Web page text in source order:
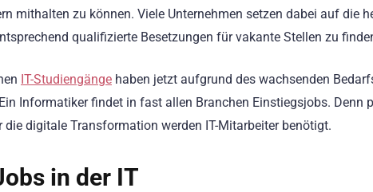
mithalten zu können. Viele Unternehmen setzen dabei auf die
qualifizierte Besetzungen für vakante Stellen zu
IT-Studiengänge haben jetzt aufgrund des wachsenden
Informatiker findet in fast allen Branchen Einstiegsjobs. Denn
die digitale Transformation werden IT-Mitarbeiter benötigt.
in der IT